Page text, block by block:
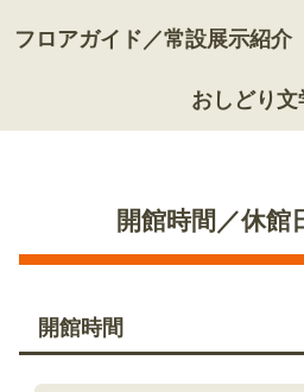
フロアガイド／常設展示紹介
おしどり文
開館時間／休館
開館時間